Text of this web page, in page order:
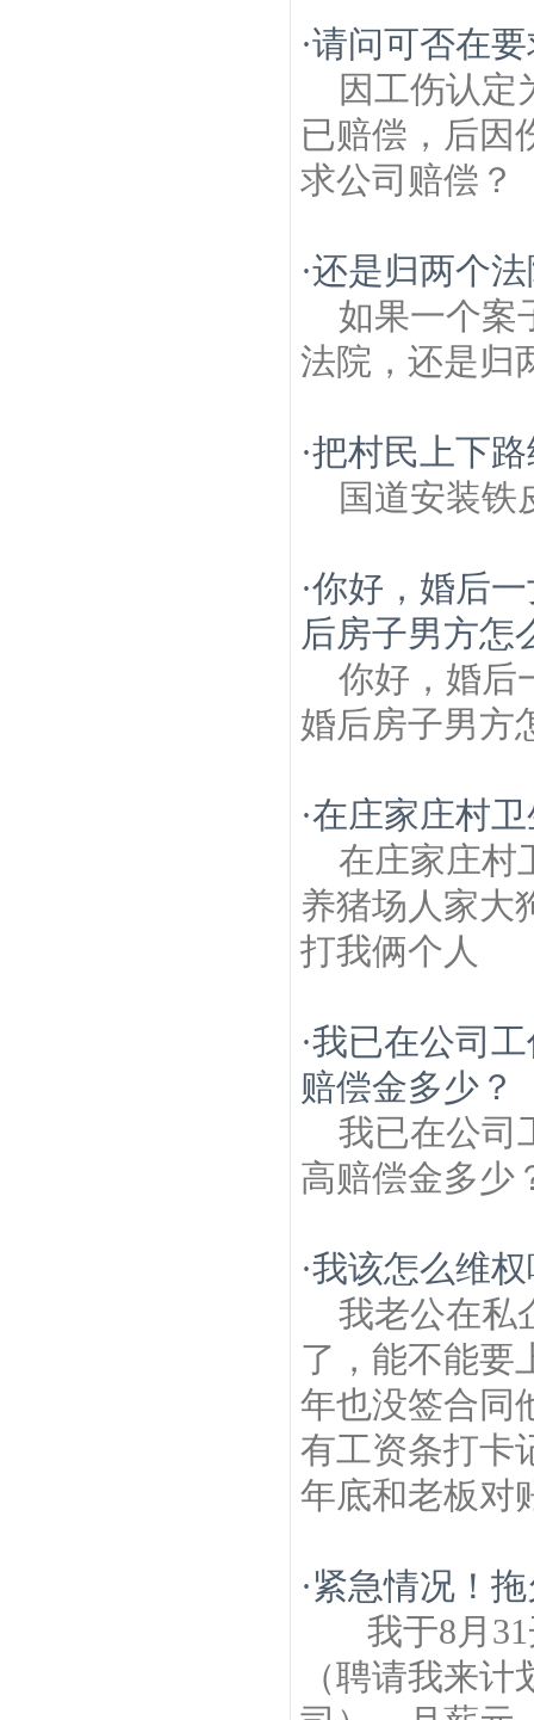
·请问可否在
因工伤认定
已赔偿，后因
求公司赔偿？
·还是归两个
如果一个案
法院，还是归
·把村民上下
国道安装铁
·你好，婚后
后房子男方怎
你好，婚后
婚后房子男方
·在庄家庄村
在庄家庄村
养猪场人家大
打我俩个人
·我已在公司
赔偿金多少？
我已在公司
高赔偿金多少
·我该怎么维
我老公在私
了，能不能要
年也没签合同
有工资条打卡
年底和老板对
·紧急情况！
我于8月
（聘请我来